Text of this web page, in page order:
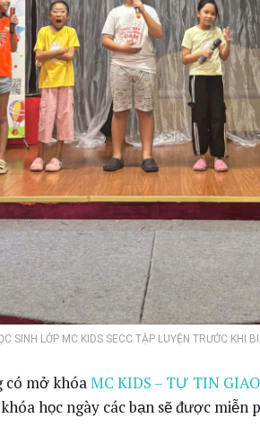
SINH LỚP MC KIDS SECC TẬP LUYỆN TRƯỚC KHI
có mở khóaMC KIDS – TỰ TIN
học ngày các bạn sẽ được